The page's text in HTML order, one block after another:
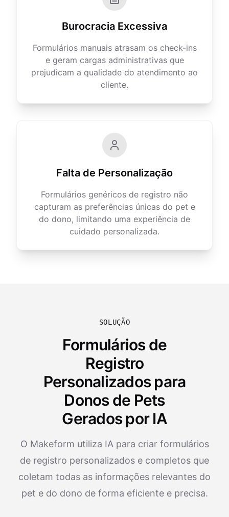
Burocracia Excessiva
Formulários manuais atrasam os check-ins
e geram cargas administrativas que
prejudicam a qualidade do atendimento ao
cliente.
Falta de Personalização
Formulários genéricos de registro não
capturam as preferências únicas do pet e
do dono, limitando uma experiência de
cuidado personalizada.
SOLUÇÃO
Formulários de
Registro
Personalizados para
Donos de Pets
Gerados por IA
O Makeform utiliza IA para criar formulários
de registro personalizados e completos que
coletam todas as informações relevantes do
pet e do dono de forma eficiente e precisa.